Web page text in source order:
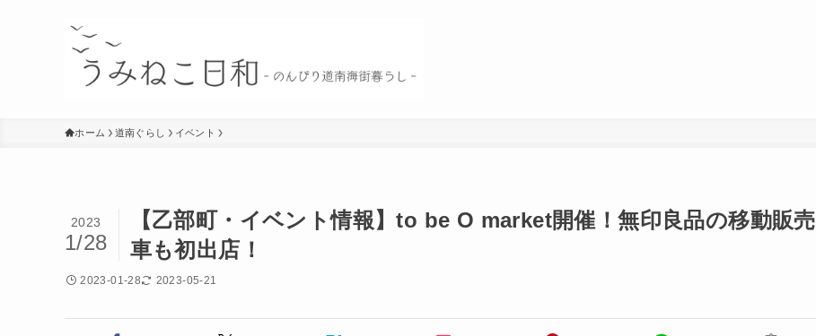
ホーム 道南ぐらし イベント
【乙部町・イベント情報】to be O market開催！無印良品の移動販売
車も初出店！
2023
1/28
2023-01-28 2023-05-21